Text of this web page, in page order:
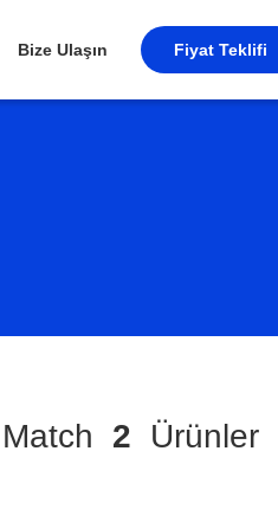
Bize Ulaşın Fiyat Teklifi
Match 2 Ürünler